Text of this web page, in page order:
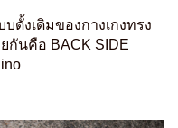
ดั้งเดิมของกางเกงทรง
กันคือ BACK SIDE